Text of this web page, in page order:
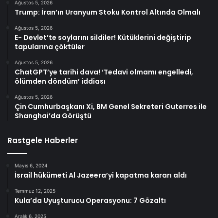
Ağustos 5, 2026
Trump: İran’ın Uranyum Stoku Kontrol Altında Olmalı
Ağustos 5, 2026
E- Devlet’te soylarını sildiler! Kütüklerini değiştirip
tapularına çöktüler
Ağustos 5, 2026
ChatGPT’ye tarihi dava! ‘Tedavi olmamı engelledi,
ölümden döndüm’ iddiası
Ağustos 5, 2026
Çin Cumhurbaşkanı Xi, BM Genel Sekreteri Guterres ile
Shanghai’da Görüştü
Rastgele Haberler
Mayıs 6, 2024
İsrail hükümeti Al Jazeera’yi kapatma kararı aldı
Temmuz 12, 2025
Kula’da Uyuşturucu Operasyonu: 7 Gözaltı
Aralık 6, 2025